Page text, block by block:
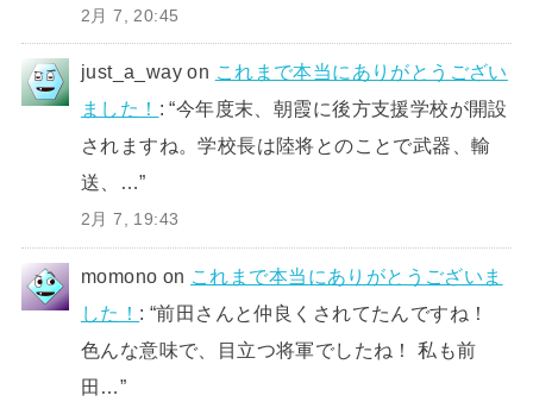
2月 7, 20:45
just_a_way on これまで本当にありがとうござい
ました！ : “今年度末、朝霞に後方支援学校が開設
されますね。学校長は陸将とのことで武器、輸
送、…”
2月 7, 19:43
momono on これまで本当にありがとうございま
した！ : “前田さんと仲良くされてたんですね！
色んな意味で、目立つ将軍でしたね！ 私も前
田…”